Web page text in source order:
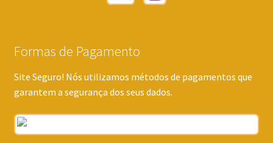
Formas de Pagamento
Site Seguro! Nós utilizamos métodos de pagamentos que
garantem a segurança dos seus dados.